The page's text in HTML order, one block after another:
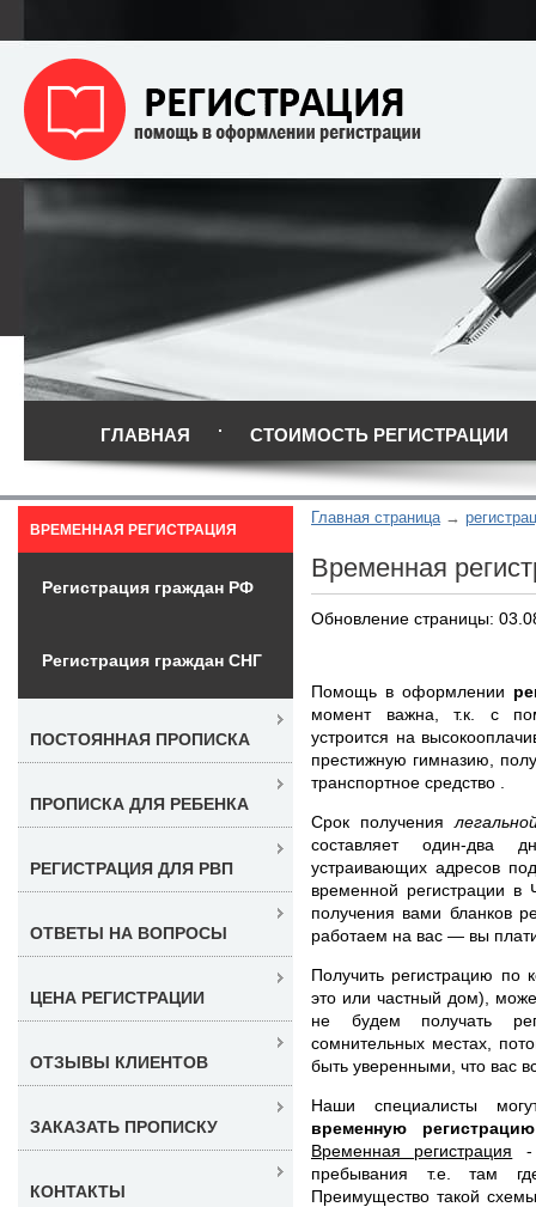
ГЛАВНАЯ СТОИМОСТЬ РЕГИСТРАЦИИ
Главная страница
Временная
Обновление страницы:
Помощь в оформлении
момент важна, т.к. с
устроится на
престижную гимназию,
транспортное средство .
Срок получения
составляет один-два
устраивающих адресов
временной регистрации
получения вами бланков
работаем на вас — вы
Получить регистрацию по
это или частный дом),
не будем получать
сомнительных местах,
быть уверенными, что вас
Наши специалисты
временную
Временная регистрация -
пребывания т.е. там
Преимущество такой
ВРЕМЕННАЯ РЕГИСТРАЦИЯ
Регистрация граждан РФ
Регистрация граждан СНГ
ПОСТОЯННАЯ ПРОПИСКА
ПРОПИСКА ДЛЯ РЕБЕНКА
РЕГИСТРАЦИЯ ДЛЯ РВП
ОТВЕТЫ НА ВОПРОСЫ
ЦЕНА РЕГИСТРАЦИИ
ОТЗЫВЫ КЛИЕНТОВ
ЗАКАЗАТЬ ПРОПИСКУ
КОНТАКТЫ